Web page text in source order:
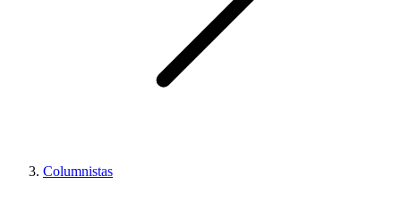
Columnistas